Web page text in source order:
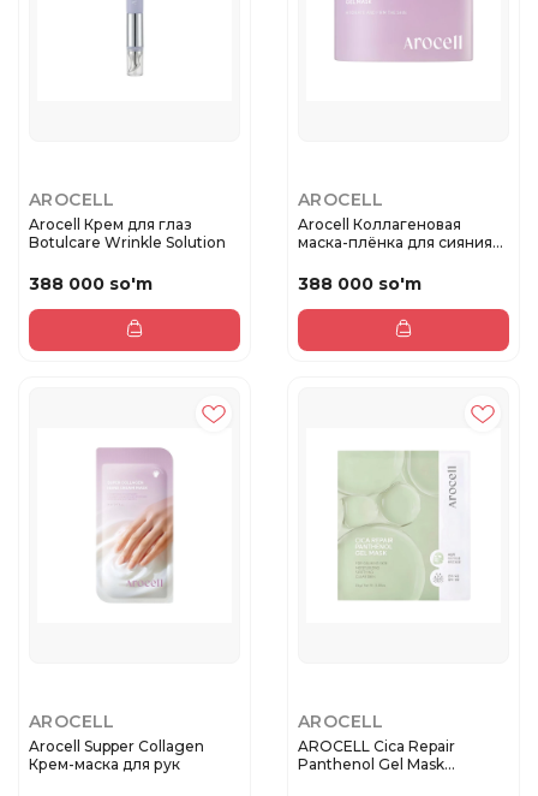
AROCELL
Arocell Крем для глаз
Botulcare Wrinkle Solution
388 000 so'm
AROCELL
Arocell Коллагеновая
маска-плёнка для сияния
388 000 so'm
AROCELL
Arocell Supper Collagen
Крем-маска для рук
AROCELL
AROCELL Cica Repair
Panthenol Gel Mask